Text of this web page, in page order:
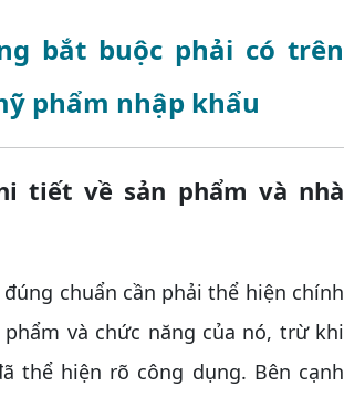
bắt buộc phải có trên
phẩm nhập khẩu
tiết về sản phẩm và nhà
chuẩn cần phải thể hiện chính
và chức năng của nó, trừ khi
thể hiện rõ công dụng. Bên cạnh